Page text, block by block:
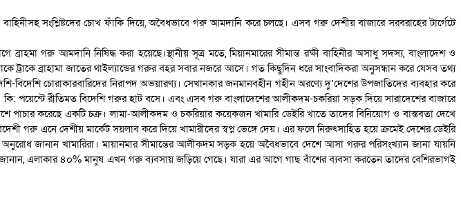
বাহিনীসহ সংশ্লিষ্টদের চোখ ফাঁকি দিয়ে, অবৈধভাবে গরু আমদানি করে চলছে। এসব গরু দেশীয় বাজারে সরবরাহের টার্গেটে
গরু আমদানি নিষিদ্ধ করা হয়েছে।স্থানীয় সূত্র মতে, মিয়ানমারের সীমান্ত রক্ষী বাহিনীর অসাধু সদস্য, বাংলাদেশ ও
ব্রাহামা জাতের থাইল্যান্ডের গরুর বহর সবার নজরে আসে। গত কিছুদিন ধরে সাংবাদিকরা অনুসন্ধান করে যেসব তথ্য
চোরাকারবারিদের নিরাপদ অভয়ারণ্য। সেখানকার জনমানবহীন গহীন অরণ্যে দু’দেশের উপজাতিদের ব্যবহার করে
কি: পয়েন্টে রীতিমত বিদেশি গরুর হাট বসে। এবং এসব গরু বাংলাদেশের আলীকদম-চকরিয়া সড়ক দিয়ে সারাদেশের বাজারে
করেছে একটি চক্র। লামা-আলীকদম ও চকরিয়ার কয়েকজন খামারি ডেইরি খাতে তাদের বিনিয়োগ ও বাস্তবতা দেখে
গরু এনে দেশীয় মার্কেট সয়লাব করে দিয়ে খামারীদের স্বপ্ন ভেঙ্গে দেয়। এর ফলে নিরুৎসাহিত হয়ে ক্রমেই দেশের ডেইরি
জানান খামারিরা। মায়ানমার সীমান্তের আলীকদম সড়ক হয়ে অবৈধভাবে দেশে আসা গরুর পরিসংখ্যান জানা যায়নি
এলাকার ৪০% মানুষ এখন গরু ব্যবসায় জড়িয়ে গেছে। যারা এর আগে গাছ বাঁশের ব্যবসা করতেন তাদের বেশিরভাগই